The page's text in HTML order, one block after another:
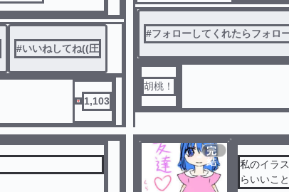
#いいねしてね((圧
1,103
#フォローしてくれたらフォロ
胡桃！
完
結
私のイラ
らいいこ